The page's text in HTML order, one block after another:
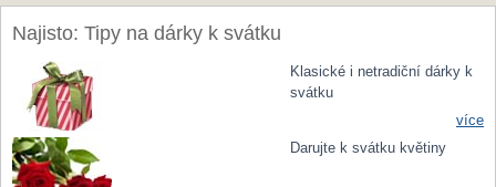
Najisto: Tipy na dárky k svátku
Klasické i netradiční dárky k
svátku
více
Darujte k svátku květiny